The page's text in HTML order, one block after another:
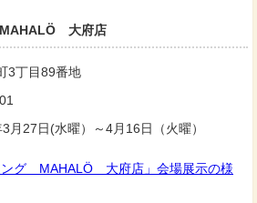
大府店
3丁目89番地
27日(水曜）～4月16日（火曜）
ング MAHALÖ 大府店」会場展示の様